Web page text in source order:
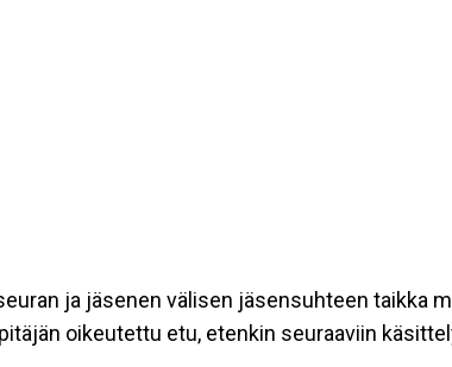
ja jäsenen välisen jäsensuhteen taikka
oikeutettu etu, etenkin seuraaviin